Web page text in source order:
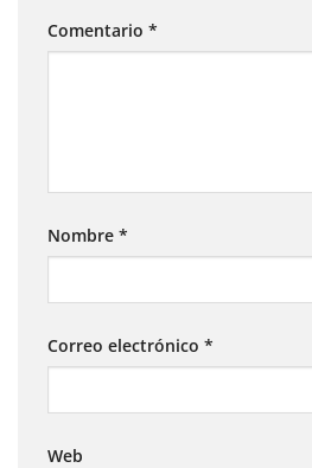
Comentario *
Nombre *
Correo electrónico *
Web